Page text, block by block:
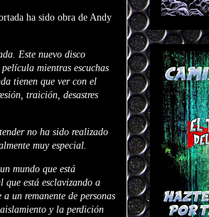
ha sido obra de Andy
Este nuevo disco
mientras escuchas
tienen que ver con el
traición, desastres
no ha sido realizado
muy especial.
mundo que está
que está esclavizando a
un remanente de personas
y la perdición